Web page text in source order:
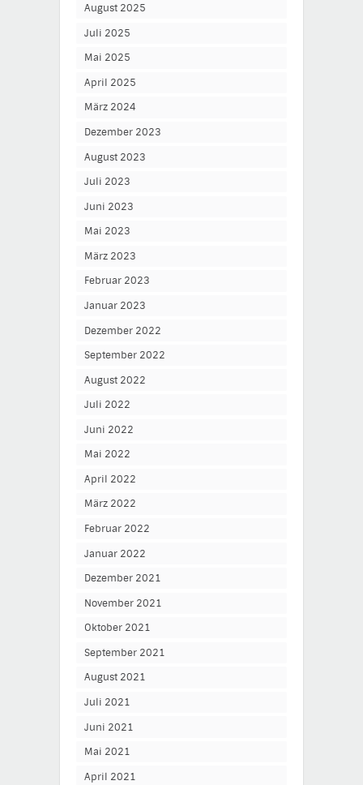
August 2025
Juli 2025
Mai 2025
April 2025
März 2024
Dezember 2023
August 2023
Juli 2023
Juni 2023
Mai 2023
März 2023
Februar 2023
Januar 2023
Dezember 2022
September 2022
August 2022
Juli 2022
Juni 2022
Mai 2022
April 2022
März 2022
Februar 2022
Januar 2022
Dezember 2021
November 2021
Oktober 2021
September 2021
August 2021
Juli 2021
Juni 2021
Mai 2021
April 2021